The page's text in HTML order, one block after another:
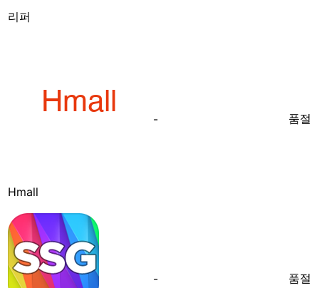
리퍼
Hmall
- 품절
- 품절